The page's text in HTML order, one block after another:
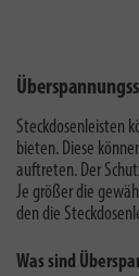
Steckdosenleisten
bieten. Diese
auftreten. Der
Je größer die
den die
Was sind